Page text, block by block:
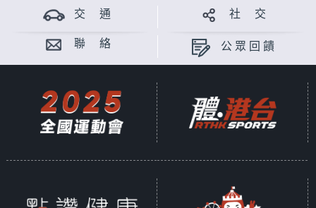
交 通 社 交
聯 絡 公眾回饋